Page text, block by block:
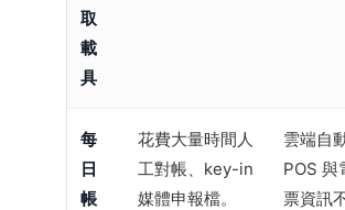
取
載
具
每
日
帳
花費大量時間人
工對帳、key-in
媒體申報檔。
雲端自
POS 與
票資訊